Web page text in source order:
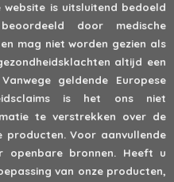
website is uitsluitend bedoeld
door medische
mag niet worden gezien als
altijd een
geldende Europese
is het ons niet
te verstrekken over de
producten. Voor aanvullende
openbare bronnen. Heeft u
van onze producten,